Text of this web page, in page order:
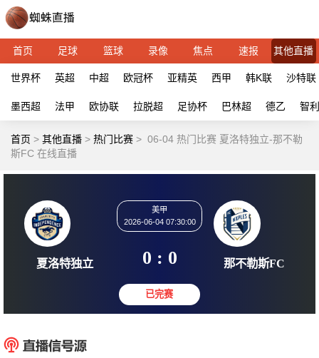
首页 足球 篮球 录像 焦点 速报 其他直播
世界杯 英超 中超 欧冠杯 亚精英 西甲 韩K联 沙特联
墨西超 法甲 欧协联 拉脱超 足协杯 巴林超 德乙 智
首页 > 其他直播 > 热门比赛 > 06-04 热门比赛 夏洛特独立-那不勒
斯FC 在线直播
2026-06-04 07:30:00
0 : 0